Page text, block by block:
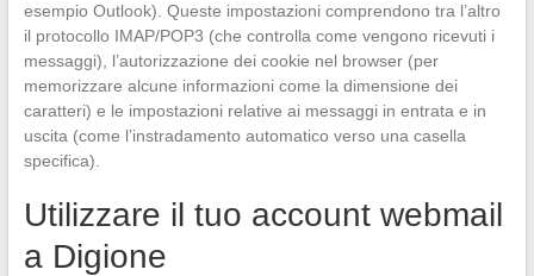
esempio Outlook). Queste impostazioni comprendono tra l’altro
il protocollo IMAP/POP3 (che controlla come vengono ricevuti i
messaggi), l’autorizzazione dei cookie nel browser (per
memorizzare alcune informazioni come la dimensione dei
caratteri) e le impostazioni relative ai messaggi in entrata e in
uscita (come l’instradamento automatico verso una casella
specifica).
Utilizzare il tuo account webmail
a Digione